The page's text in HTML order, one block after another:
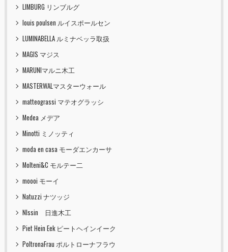
LIMBURG リンブルグ
louis poulsen ルイスポールセン
LUMINABELLA ルミナベッラ取扱
MAGIS マジス
MARUNIマルニ木工
MASTERWALマスターウォール
matteograssi マテオグラッシ
Medea メデア
Minotti ミノッティ
moda en casa モーダエンカーサ
Molteni&C モルテー二
moooi モーイ
Natuzzi ナツッジ
NIssin 日進木工
Piet Hein Eek ピートヘインイーク
PoltronaFrau ポルトローナフラウ